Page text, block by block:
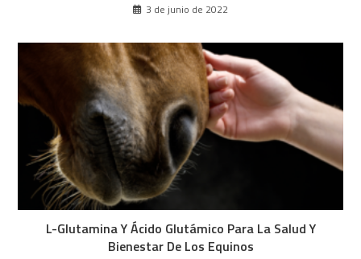
3 de junio de 2022
L-Glutamina Y Ácido Glutámico Para La Salud Y
Bienestar De Los Equinos